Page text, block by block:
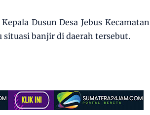
Dusun Desa Jebus Kecamatan
banjir di daerah tersebut.